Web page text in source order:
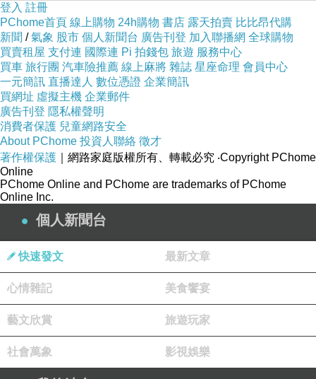
滋立料亭鍋物交通指引
鄰近捷運中山站4號出口，步行即可輕鬆抵達。
無論是從台北各區開車前來，或是與家人朋友相
約，滋立Mizu周邊有多個完善的公共與私人停車
場，最近的停車場是Times中山北路二段停車場，
停車後走路1分鐘即可抵達。
滋立Mizu環境開箱
登入 註冊
PChome首頁 線上購物 24h購物 書店 露天拍賣 比比昂代購
新聞 /氣象 股市 個人新聞台 廣告刊登 加入聯播網 全球購物
買賣租屋 支付連 國際連 Pi 拍錢包 旅遊 服務中心
買車 旅行團 汽車險推薦 線上麻將 雜誌 星座命理 會員中心
一元簡訊 直播達人 數位憑證 企業簡訊
買網址 虛擬主機 企業郵件
廣告刊登 隱私權聲明
消費者保護 兒童網路安全
About PChome 投資人聯絡 徵才
著作權保護 ｜網路家庭版權所有、轉載必究 ‧Copyright PChome
Online
PChome Online and PChome are trademarks of PChome
Online Inc.
個人新聞台
快速發文 最新文章
心情雜記 美食饗宴
藝文欣賞 旅遊玩家
社會萬象 影視娛樂